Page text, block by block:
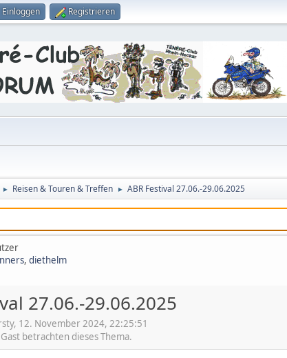
Einloggen Registrieren
► Reisen & Touren & Treffen ► ABR Festival 27.06.-29.06.2025
, diethelm
27.06.-29.06.2025
12. November 2024, 22:25:51
betrachten dieses Thema.